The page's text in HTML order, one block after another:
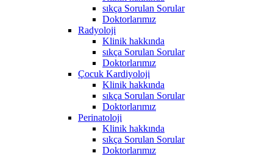
sıkça Sorulan Sorular
Doktorlarımız
Radyoloji
Klinik hakkında
sıkça Sorulan Sorular
Doktorlarımız
Çocuk Kardiyoloji
Klinik hakkında
sıkça Sorulan Sorular
Doktorlarımız
Perinatoloji
Klinik hakkında
sıkça Sorulan Sorular
Doktorlarımız